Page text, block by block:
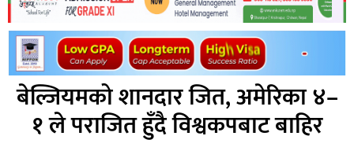
बेल्जियमको शानदार जित, अमेरिका ४–
१ ले पराजित हुँदै विश्वकपबाट बाहिर